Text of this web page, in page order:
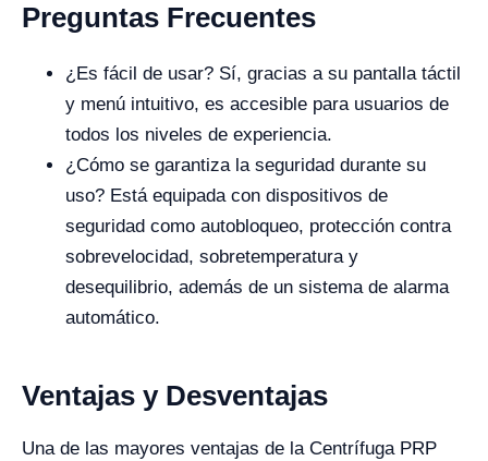
Preguntas Frecuentes
¿Es fácil de usar? Sí, gracias a su pantalla táctil
y menú intuitivo, es accesible para usuarios de
todos los niveles de experiencia.
¿Cómo se garantiza la seguridad durante su
uso? Está equipada con dispositivos de
seguridad como autobloqueo, protección contra
sobrevelocidad, sobretemperatura y
desequilibrio, además de un sistema de alarma
automático.
Ventajas y Desventajas
Una de las mayores ventajas de la Centrífuga PRP